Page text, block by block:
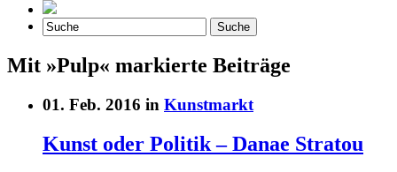
Mit »Pulp« markierte Beiträge
01. Feb. 2016 in Kunstmarkt
Kunst oder Politik – Danae Stratou